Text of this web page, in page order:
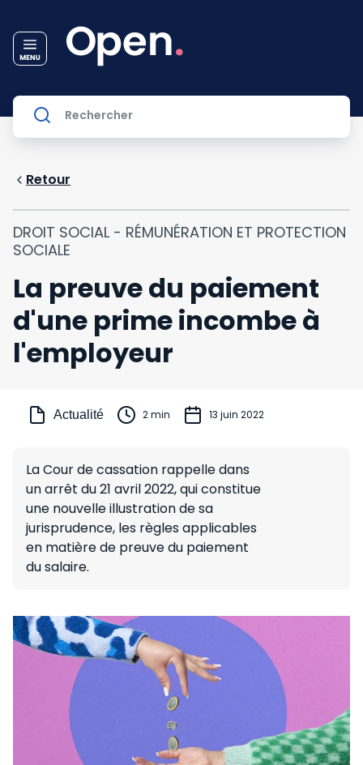
Retour
DROIT SOCIAL - RÉMUNÉRATION ET PROTECTION
SOCIALE
La preuve du paiement
d'une prime incombe à
l'employeur
Actualité 2 min 13 juin 2022
La Cour de cassation rappelle dans
un arrêt du 21 avril 2022, qui constitue
une nouvelle illustration de sa
jurisprudence, les règles applicables
en matière de preuve du paiement
du salaire.